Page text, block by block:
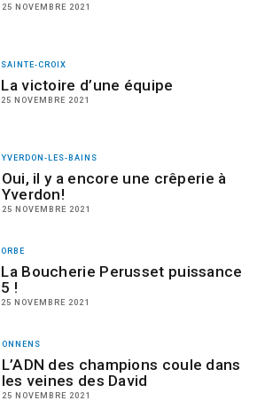
25 NOVEMBRE 2021
SAINTE-CROIX
La victoire d’une équipe
25 NOVEMBRE 2021
YVERDON-LES-BAINS
Oui, il y a encore une crêperie à
Yverdon!
25 NOVEMBRE 2021
ORBE
La Boucherie Perusset puissance
5 !
25 NOVEMBRE 2021
ONNENS
L’ADN des champions coule dans
les veines des David
25 NOVEMBRE 2021